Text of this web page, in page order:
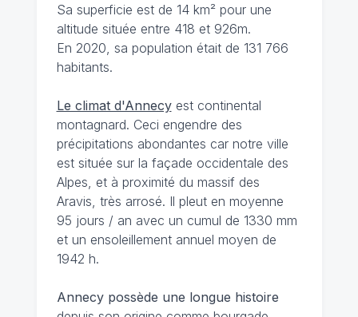
Sa superficie est de 14 km² pour une
altitude située entre 418 et 926m.
En 2020, sa population était de 131 766
habitants.
Le climat d'Annecyest continental
montagnard. Ceci engendre des
précipitations abondantes car notre ville
est située sur la façade occidentale des
Alpes, et à proximité du massif des
Aravis, très arrosé. Il pleut en moyenne
95 jours / an avec un cumul de 1330 mm
et un ensoleillement annuel moyen de
1942 h.
Annecy possède une longue histoire